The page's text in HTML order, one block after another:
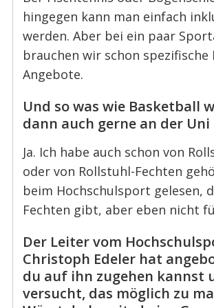
hingegen kann man einfach
werden. Aber bei ein paar
brauchen wir schon spezifische
Angebote.
Und so was wie Basketball
dann auch gerne an der Uni
Ja. Ich habe auch schon von
oder von Rollstuhl-Fechten
beim Hochschulsport gelesen,
Fechten gibt, aber eben nicht
Der Leiter vom
Christoph Edeler hat
du auf ihn zugehen kannst
versucht, das möglich zu